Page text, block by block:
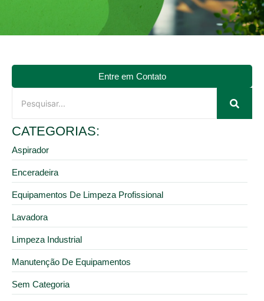
Entre em Contato
CATEGORIAS:
Aspirador
Enceradeira
Equipamentos De Limpeza Profissional
Lavadora
Limpeza Industrial
Manutenção De Equipamentos
Sem Categoria